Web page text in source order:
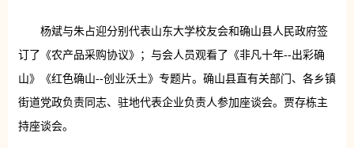
杨斌与朱占迎分别代表山东大学校友会和确山县人民政府签
订了《农产品采购协议》；与会人员观看了《非凡十年--出彩确
山》《红色确山--创业沃土》专题片。确山县直有关部门、各乡镇
街道党政负责同志、驻地代表企业负责人参加座谈会。贾存栋主
持座谈会。